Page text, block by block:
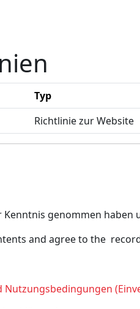
Typ
Richtlinie zur Website
genommen
and agree to the